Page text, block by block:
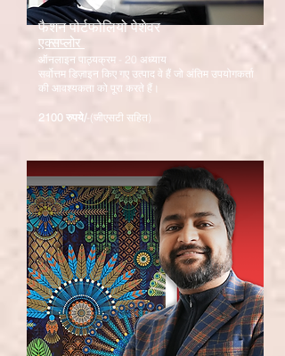
एक्सप्लोर
फैशन पोर्टफोलियो पेशेवर
ऑनलाइन पाठ्यक्रम - 20 अध्याय
सर्वोत्तम डिज़ाइन किए गए उत्पाद वे हैं जो अंतिम उपयोगकर्ता
की आवश्यकता को पूरा करते हैं।
2100 रुपये/-(जीएसटी सहित)